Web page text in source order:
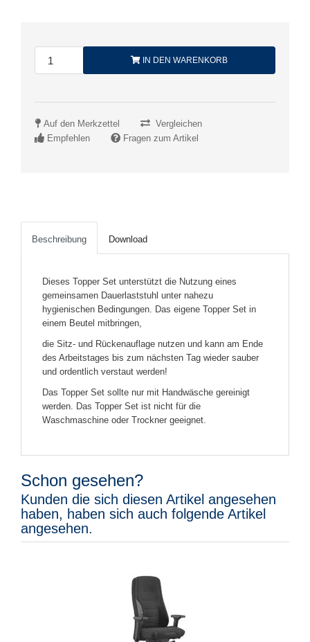
IN DEN WARENKORB
Auf den Merkzettel
Vergleichen
Empfehlen
Fragen zum Artikel
Beschreibung Download
Dieses Topper Set unterstützt die Nutzung eines
gemeinsamen Dauerlaststuhl unter nahezu
hygienischen Bedingungen. Das eigene Topper Set in
einem Beutel mitbringen,
die Sitz- und Rückenauflage nutzen und kann am Ende
des Arbeitstages bis zum nächsten Tag wieder sauber
und ordentlich verstaut werden!
Das Topper Set sollte nur mit Handwäsche gereinigt
werden. Das Topper Set ist nicht für die
Waschmaschine oder Trockner geeignet.
Schon gesehen?
Kunden die sich diesen Artikel angesehen
haben, haben sich auch folgende Artikel
angesehen.